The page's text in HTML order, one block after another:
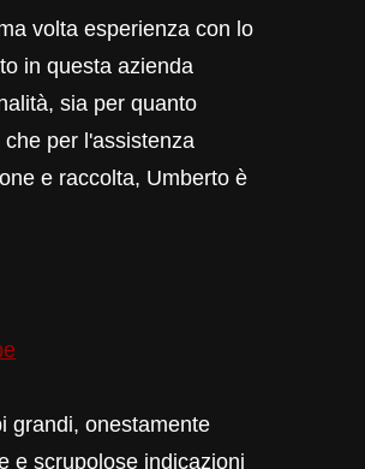
volta esperienza con lo
in questa azienda
sia per quanto
per l'assistenza
e raccolta, Umberto è
grandi, onestamente
e scrupolose indicazioni